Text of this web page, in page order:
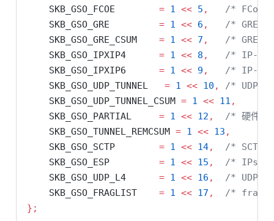
    SKB_GSO_FCOE
= 1 << 5 ,
/* FCoE
    SKB_GSO_GRE
= 1 << 6 ,
/* GRE
    SKB_GSO_GRE_CSUM
= 1 << 7 ,
/* GRE +
    SKB_GSO_IPXIP4
= 1 << 8 ,
/* IP-
    SKB_GSO_IPXIP6
= 1 << 9 ,
/* IP-
    SKB_GSO_UDP_TUNNEL
= 1 << 10 ,
/* UDP 隧
    SKB_GSO_UDP_TUNNEL_CSUM
= 1 << 11 ,
    SKB_GSO_PARTIAL
= 1 << 12 ,
/* 硬件只
    SKB_GSO_TUNNEL_REMCSUM
= 1 << 13 ,
    SKB_GSO_SCTP
= 1 << 14,
/* SCTP
    SKB_GSO_ESP
= 1 << 15 ,
/* IPsec
    SKB_GSO_UDP_L4
= 1 << 16 ,
/* UDP
    SKB_GSO_FRAGLIST
= 1 << 17 ,
/*
};